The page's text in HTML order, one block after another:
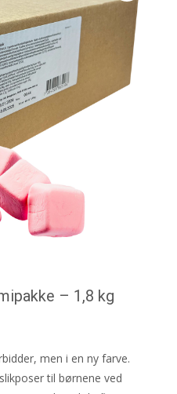
– 1,8 kg
men i en ny farve.
til børnene ved